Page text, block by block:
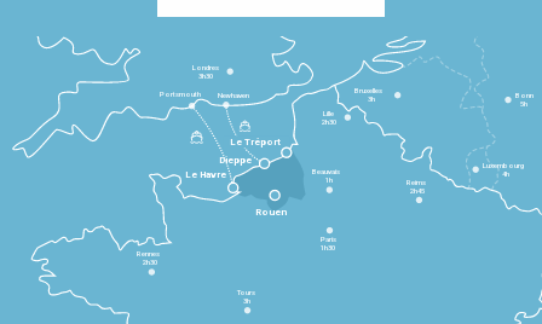
Le Havre
Dieppe
Le Tréport
Rennes
2h30
Tours
3h
Paris
1h30
Beauvais
1h
Reims
2h45
Lille
2h30
Bruxelles
3h
Londres
3h30
Newhaven
Portsmouth
Bonn
5h
Luxembourg
4h
Rouen